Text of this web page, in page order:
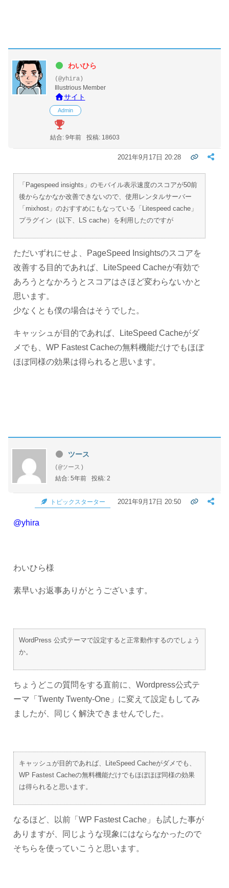
わいひら
(@yhira)
Illustrious Member
サイト
Admin
結合: 9年前 投稿: 18603
2021年9月17日 20:28
「Pagespeed insights」のモバイル表示速度のスコアが50前
後からなかなか改善できないので、使用レンタルサーバー
「mixhost」のおすすめにもなっている「Litespeed cache」
プラグイン（以下、LS cache）を利用したのですが
ただいずれにせよ、PageSpeed Insightsのスコアを
改善する目的であれば、LiteSpeed Cacheが有効で
あろうとなかろうとスコアはさほど変わらないかと
思います。
少なくとも僕の場合はそうでした。
キャッシュが目的であれば、LiteSpeed Cacheがダ
メでも、WP Fastest Cacheの無料機能だけでもほぼ
ほぼ同様の効果は得られると思います。
ツース
(@ツース)
結合: 5年前
投稿: 2
トピックスターター 2021年9月17日 20:50
@yhira
わいひら様
素早いお返事ありがとうございます。
WordPress 公式テーマで設定すると正常動作するのでしょう
か。
ちょうどこの質問をする直前に、Wordpress公式テ
ーマ「Twenty Twenty-One」に変えて設定もしてみ
ましたが、同じく解決できませんでした。
キャッシュが目的であれば、LiteSpeed Cacheがダメでも、
WP Fastest Cacheの無料機能だけでもほぼほぼ同様の効果
は得られると思います。
なるほど、以前「WP Fastest Cache」も試した事が
ありますが、同じような現象にはならなかったので
そちらを使っていこうと思います。